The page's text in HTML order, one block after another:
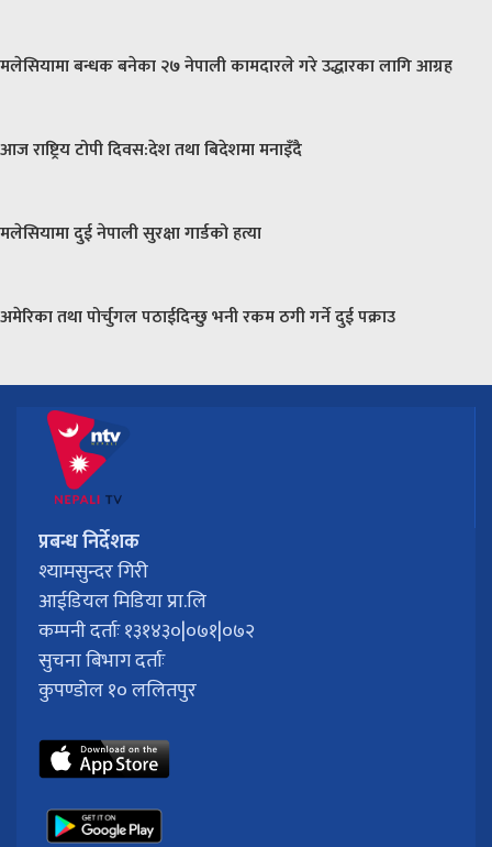
मलेसियामा बन्धक बनेका २७ नेपाली कामदारले गरे उद्धारका लागि आग्रह
आज राष्ट्रिय टोपी दिवस:देश तथा बिदेशमा मनाइँदै
मलेसियामा दुई नेपाली सुरक्षा गार्डको हत्या
अमेरिका तथा पोर्चुगल पठाईदिन्छु भनी रकम ठगी गर्ने दुई पक्राउ
प्रबन्ध निर्देशक
श्यामसुन्दर गिरी
आईडियल मिडिया प्रा.लि
कम्पनी दर्ताः १३१४३०|०७१|०७२
सुचना बिभाग दर्ताः
कुपण्डोल १० ललितपुर